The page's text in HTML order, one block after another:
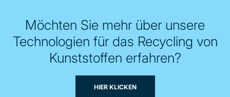
Möchten Sie mehr über unsere
Technologien für das Recycling von
Kunststoffen erfahren?
HIER KLICKEN